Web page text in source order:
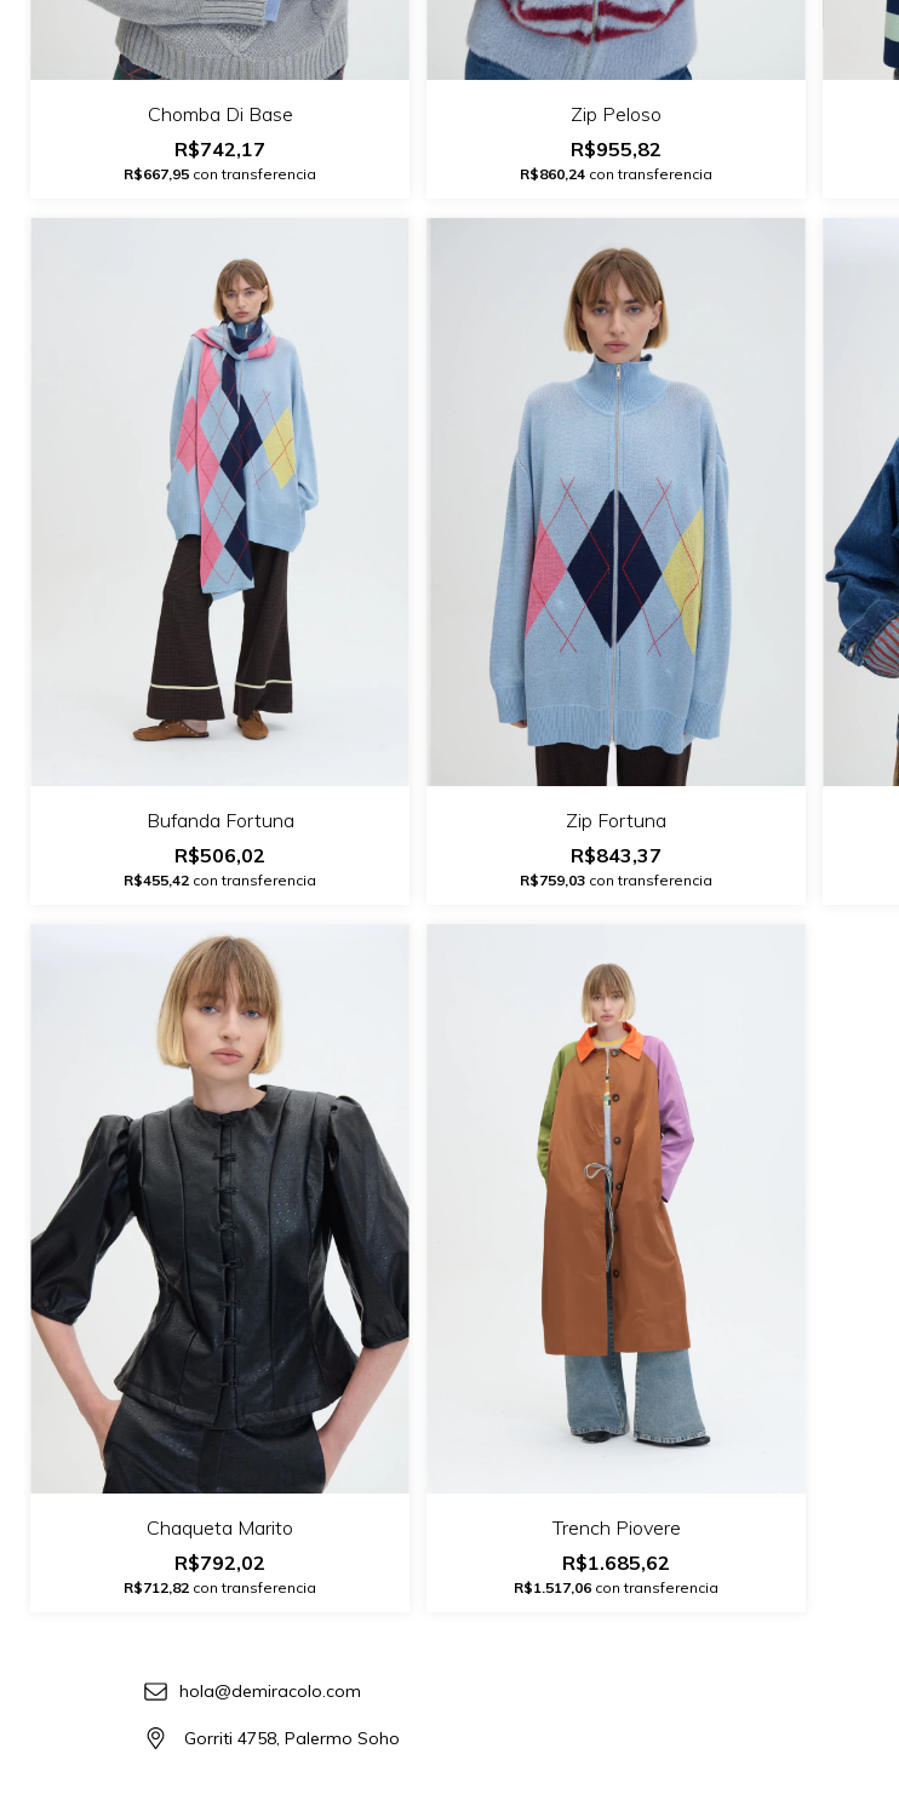
Chomba Di Base
R$742,17
R$667,95 con transferencia
Zip Peloso
R$955,82
R$860,24 con transferencia
Bufanda Fortuna
R$506,02
R$455,42 con transferencia
Zip Fortuna
R$843,37
R$759,03 con transferencia
Chaqueta Marito
R$792,02
R$712,82 con transferencia
Trench Piovere
R$1.685,62
R$1.517,06 con transferencia
hola@demiracolo.com
Gorriti 4758, Palermo Soho